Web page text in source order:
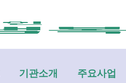
기관소개 주요사업